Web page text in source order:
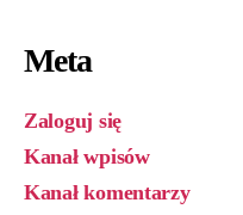
Meta
Zaloguj się
Kanał wpisów
Kanał komentarzy